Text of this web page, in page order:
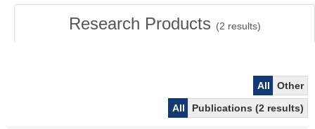
Research Products (2 results)
All
Other
All
Publications (2 results)